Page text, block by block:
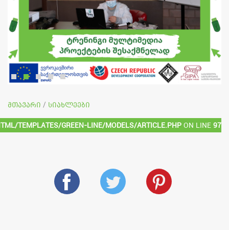
მთავარი / სიახლეები
templates/green-line/models/article.php on line 97